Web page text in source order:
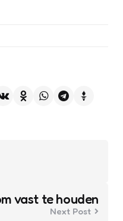
vast te houden
Next Post